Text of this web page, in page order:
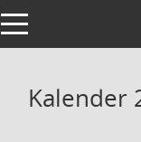
Toggle navigation
Kalender